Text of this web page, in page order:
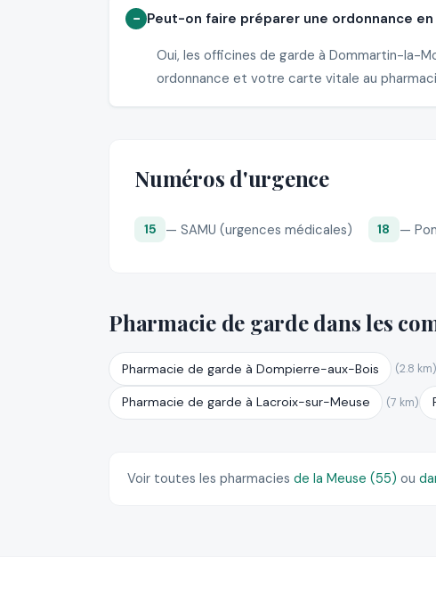
Peut-on faire préparer une ordonnance
Oui, les officines de garde à Dommartin-la-
ordonnance et votre carte vitale au
Numéros d'urgence
15 — SAMU (urgences médicales) 18 —
Pharmacie de garde dans les
Pharmacie de garde à Dompierre-aux-Bois (2.8 km)
Pharmacie de garde à Lacroix-sur-Meuse (7 km)
Voir toutes les pharmacies de la Meuse (55) ou